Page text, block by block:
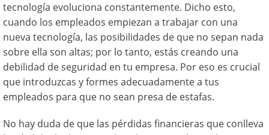
tecnología evoluciona constantemente. Dicho esto,
cuando los empleados empiezan a trabajar con una
nueva tecnología, las posibilidades de que no sepan nada
sobre ella son altas; por lo tanto, estás creando una
debilidad de seguridad en tu empresa. Por eso es crucial
que introduzcas y formes adecuadamente a tus
empleados para que no sean presa de estafas.
No hay duda de que las pérdidas financieras que conlleva